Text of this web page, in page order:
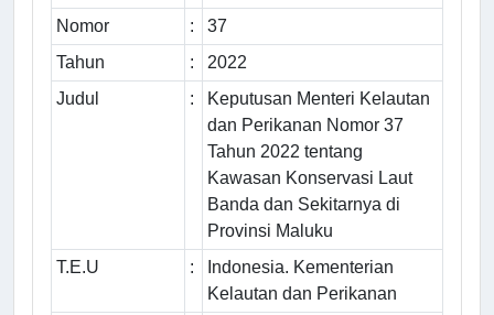
Nomor
:
37
Tahun
:
2022
Judul
:
Keputusan Menteri Kelautan
dan Perikanan Nomor 37
Tahun 2022 tentang
Kawasan Konservasi Laut
Banda dan Sekitarnya di
Provinsi Maluku
T.E.U
:
Indonesia. Kementerian
Kelautan dan Perikanan